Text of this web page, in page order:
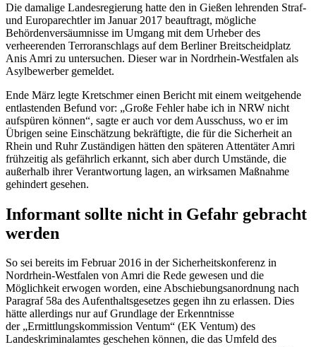
Die damalige Landesregierung hatte den in Gießen lehrenden Straf-
und Europarechtler im Januar 2017 beauftragt, mögliche
Behördenversäumnisse im Umgang mit dem Urheber des
verheerenden Terroranschlags auf dem Berliner Breitscheidplatz
Anis Amri zu untersuchen. Dieser war in Nordrhein-Westfalen als
Asylbewerber gemeldet.
Ende März legte Kretschmer einen Bericht mit einem weitgehende
entlastenden Befund vor: „Große Fehler habe ich in NRW nicht
aufspüren können“, sagte er auch vor dem Ausschuss, wo er im
Übrigen seine Einschätzung bekräftigte, die für die Sicherheit an
Rhein und Ruhr Zuständigen hätten den späteren Attentäter Amri
frühzeitig als gefährlich erkannt, sich aber durch Umstände, die
außerhalb ihrer Verantwortung lagen, an wirksamen Maßnahme
gehindert gesehen.
Informant sollte nicht in Gefahr gebracht
werden
So sei bereits im Februar 2016 in der Sicherheitskonferenz in
Nordrhein-Westfalen von Amri die Rede gewesen und die
Möglichkeit erwogen worden, eine Abschiebungsanordnung nach
Paragraf 58a des Aufenthaltsgesetzes gegen ihn zu erlassen. Dies
hätte allerdings nur auf Grundlage der Erkenntnisse
der „Ermittlungskommission Ventum“ (EK Ventum) des
Landeskriminalamtes geschehen können, die das Umfeld des